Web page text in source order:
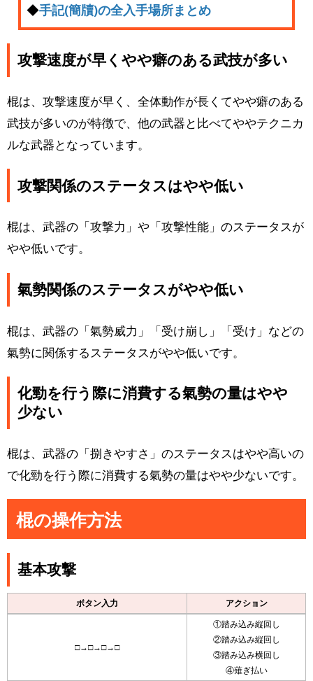
◆手記(簡牘)の全入手場所まとめ
攻撃速度が早くやや癖のある武技が多い
棍は、攻撃速度が早く、全体動作が長くてやや癖のある
武技が多いのが特徴で、他の武器と比べてややテクニカ
ルな武器となっています。
攻撃関係のステータスはやや低い
棍は、武器の「攻撃力」や「攻撃性能」のステータスが
やや低いです。
氣勢関係のステータスがやや低い
棍は、武器の「氣勢威力」「受け崩し」「受け」などの
氣勢に関係するステータスがやや低いです。
化勁を行う際に消費する氣勢の量はやや
少ない
棍は、武器の「捌きやすさ」のステータスはやや高いの
で化勁を行う際に消費する氣勢の量はやや少ないです。
棍の操作方法
基本攻撃
ボタン入力 アクション
□→□→□→□
①踏み込み縦回し
②踏み込み縦回し
③踏み込み横回し
④薙ぎ払い